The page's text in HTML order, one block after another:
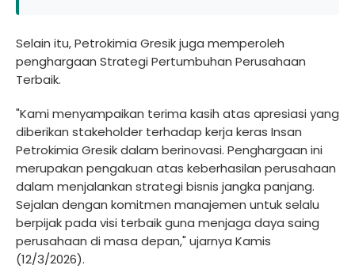
Selain itu, Petrokimia Gresik juga memperoleh
penghargaan Strategi Pertumbuhan Perusahaan
Terbaik.
"Kami menyampaikan terima kasih atas apresiasi yang
diberikan stakeholder terhadap kerja keras Insan
Petrokimia Gresik dalam berinovasi. Penghargaan ini
merupakan pengakuan atas keberhasilan perusahaan
dalam menjalankan strategi bisnis jangka panjang.
Sejalan dengan komitmen manajemen untuk selalu
berpijak pada visi terbaik guna menjaga daya saing
perusahaan di masa depan," ujarnya Kamis
(12/3/2026).